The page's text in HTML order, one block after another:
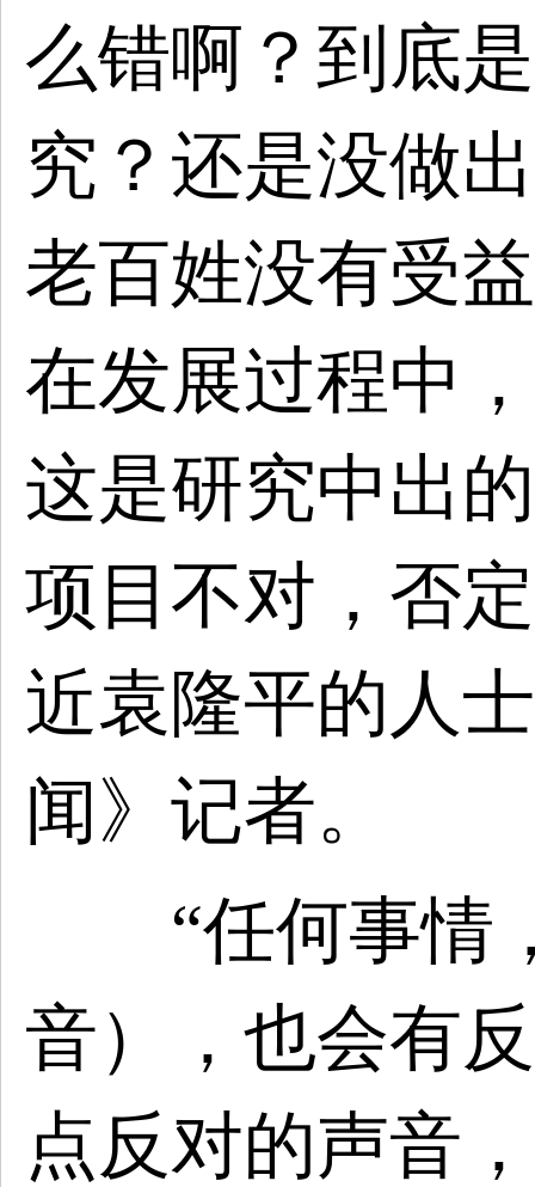
么错啊？到底
究？还是没做
老百姓没有受
在发展过程中
这是研究中出
项目不对，否
近袁隆平的人
闻》记者。
“任何事情
音），也会有
点反对的声音